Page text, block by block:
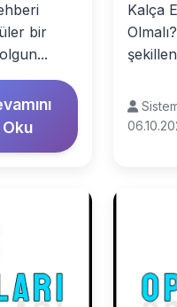
bir
Oku
Kalça